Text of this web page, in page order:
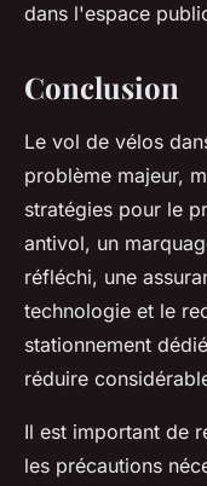
dans l'espace
Conclusion
Le vol de vélos
problème majeur,
stratégies pour le
antivol, un
réfléchi, une
technologie et le
stationnement
réduire
Il est important de
les précautions